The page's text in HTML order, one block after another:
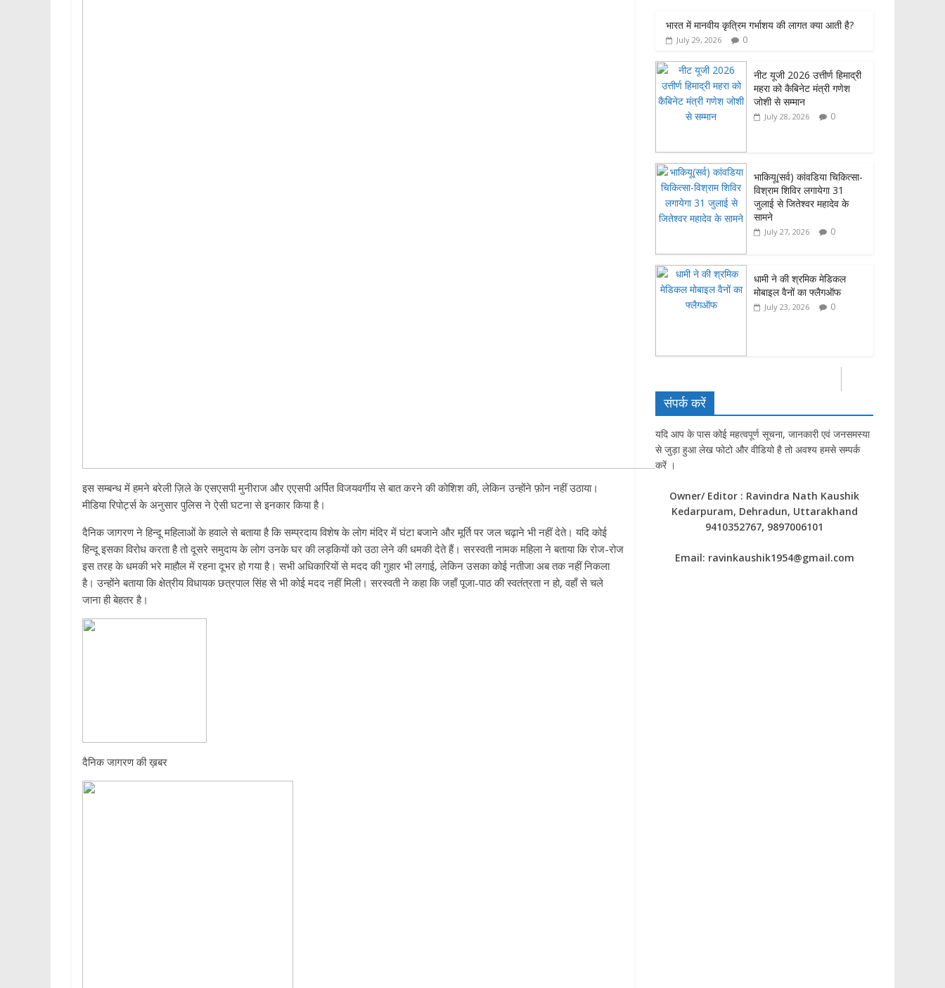
इस सम्बन्ध में हमने बरेली ज़िले के एसएसपी मुनीराज और एएसपी अर्पित विजयवर्गीय से बात करने की कोशिश की, लेकिन उन्होंने फ़ोन नहीं उठाया।
मीडिया रिपोर्ट्स के अनुसार पुलिस ने ऐसी घटना से इनकार किया है।
दैनिक जागरण ने हिन्दू महिलाओं के हवाले से बताया है कि सम्प्रदाय विशेष के लोग मंदिर में घंटा बजाने और मूर्ति पर जल चढ़ाने भी नहीं देते। यदि कोई
हिन्दू इसका विरोध करता है तो दूसरे समुदाय के लोग उनके घर की लड़कियों को उठा लेने की धमकी देते हैं। सरस्वती नामक महिला ने बताया कि रोज-रोज
इस तरह के धमकी भरे माहौल में रहना दूभर हो गया है। सभी अधिकारियों से मदद की गुहार भी लगाई, लेकिन उसका कोई नतीजा अब तक नहीं निकला
है। उन्होंने बताया कि क्षेत्रीय विधायक छत्रपाल सिंह से भी कोई मदद नहीं मिली। सरस्वती ने कहा कि जहाँ पूजा-पाठ की स्वतंत्रता न हो, वहाँ से चले
जाना ही बेहतर है।
दैनिक जागरण की ख़बर
e
b
o
o
k
itt
er
at
s
p
p
ar
e
भारत में मानवीय कृत्रिम गर्भाशय की लागत क्या आती है?
July 29, 2026 0
नीट यूजी 2026 उत्तीर्ण हिमाद्री
महरा को कैबिनेट मंत्री गणेश
जोशी से सम्मान
July 28, 2026 0
भाकियू(सर्व) कांवडिया चिकित्सा-
विश्राम शिविर लगायेगा 31
जुलाई से जितेश्वर महादेव के
सामने
July 27, 2026 0
धामी ने की श्रमिक मेडिकल
मोबाइल वैनों का फ्लैगऑफ
July 23, 2026 0
संपर्क करें
यदि आप के पास कोई महत्वपूर्ण सूचना, जानकारी एवं जनसमस्या
से जुड़ा हुआ लेख फोटो और वीडियो है तो अवश्य हमसे सम्पर्क
करें ।
Owner/ Editor : Ravindra Nath Kaushik
Kedarpuram, Dehradun, Uttarakhand
9410352767, 9897006101
Email: ravinkaushik1954@gmail.com